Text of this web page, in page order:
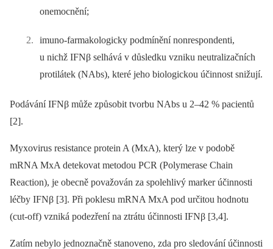
onemocnění;
imuno-farmakologicky podmínění nonrespondenti,
u nichž IFNβ selhává v důsledku vzniku neutralizačních
protilátek (NAbs), které jeho biologickou účinnost snižují.
Podávání IFNβ může způsobit tvorbu NAbs u 2–42 % pacientů
[2].
Myxovirus resistance protein A (MxA), který lze v podobě
mRNA MxA detekovat metodou PCR (Polymerase Chain
Reaction), je obecně považován za spolehlivý marker účinnosti
léčby IFNβ [3]. Při poklesu mRNA MxA pod určitou hodnotu
(cut-off) vzniká podezření na ztrátu účinnosti IFNβ [3,4].
Zatím nebylo jednoznačně stanoveno, zda pro sledování účinnosti